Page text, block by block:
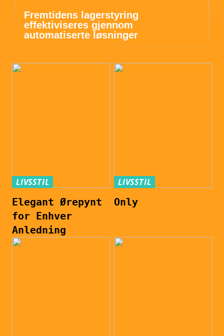
Fremtidens lagerstyring
effektiviseres gjennom
automatiserte løsninger
LIVSSTIL
Elegant Ørepynt
for Enhver
Anledning
LIVSSTIL
Only